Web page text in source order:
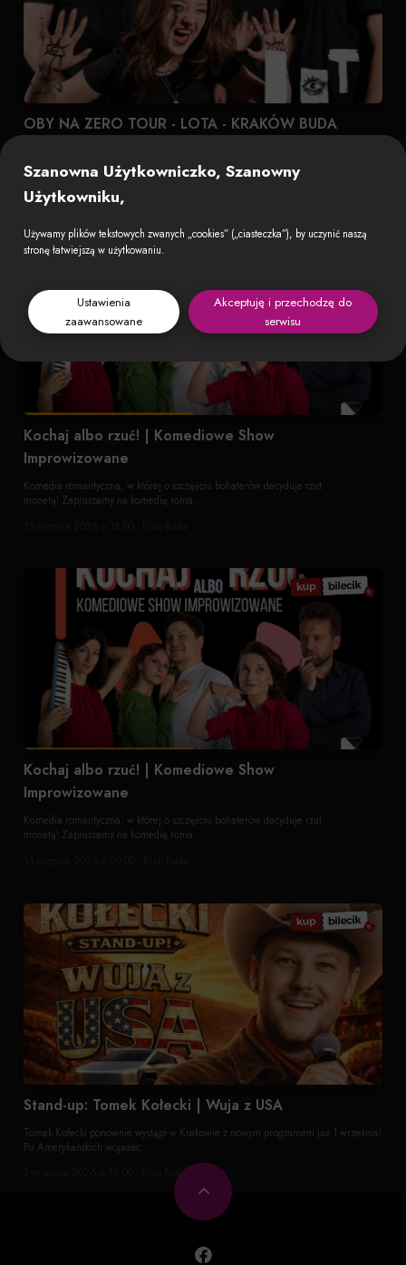
OBY NA ZERO TOUR - LOTA - KRAKÓW BUDA
to wybuchowa mieszanka nastoletnieg...
14 sierpnia 2026 o 19:00 · Klub Buda
Kochaj albo rzuć! | Komediowe Show
Improwizowane
Komedia romantyczna, w której o szczęściu bohaterów decyduje rzut
monetą! Zapraszamy na komedię roma...
Kochaj albo rzuć! | Komediowe Show
Improwizowane
Komedia romantyczna, w której o szczęściu bohaterów decyduje rzut
monetą! Zapraszamy na komedię roma...
Stand-up: Tomek Kołecki | Wuja z USA
Tomek Kołecki ponownie wystąpi w Krakowie z nowym programem już 1 września!
Po Amerykańskich wojażac...
1 wrzesnia 2026 o 19:00 · Klub Buda
Szanowna Użytkowniczko, Szanowny
Użytkowniku,
Używamy plików tekstowych zwanych „cookies” („ciasteczka”), by uczynić naszą
stronę łatwiejszą w użytkowaniu.
Ustawienia
zaawansowane
Akceptuję i przechodzę do
serwisu